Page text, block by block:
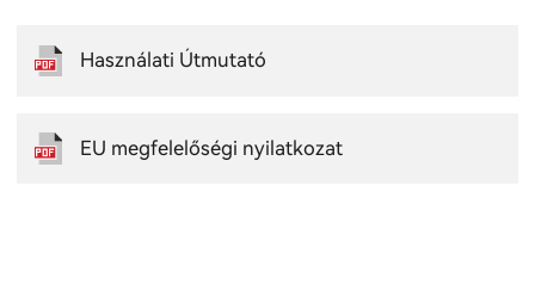
Használati Útmutató
EU megfelelőségi nyilatkozat